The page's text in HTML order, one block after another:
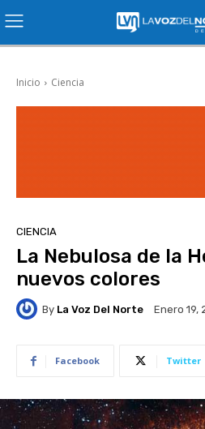
Inicio Ciencia
CIENCIA
La Nebulosa de la
nuevos colores
By La Voz Del Norte Enero 19,
Facebook Twitter